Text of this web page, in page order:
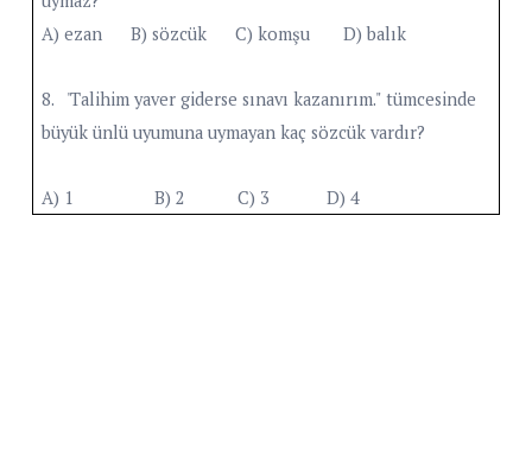
A) ezan B) sözcük C) komşu D) balık
8. 'Talihim yaver giderse sınavı kazanırım." tümcesinde
büyük ünlü uyumuna uymayan kaç sözcük vardır?
A) 1 B) 2 C) 3 D) 4